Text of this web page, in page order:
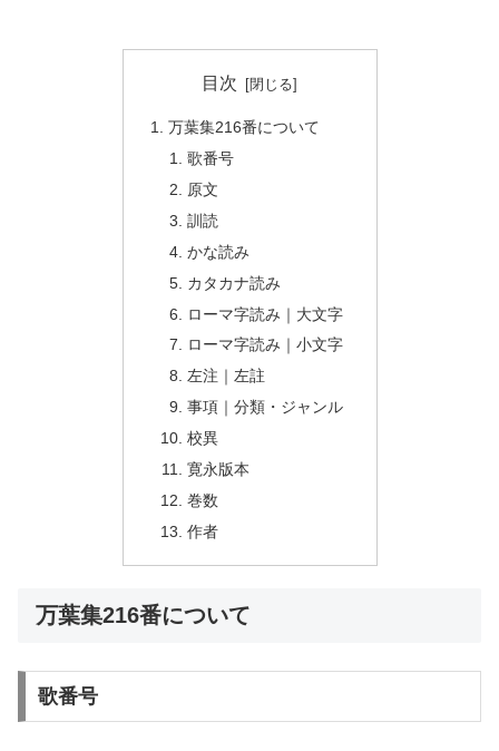
目次
万葉集216番について
歌番号
原文
訓読
かな読み
カタカナ読み
ローマ字読み｜大文字
ローマ字読み｜小文字
左注｜左註
事項｜分類・ジャンル
校異
寛永版本
巻数
作者
万葉集216番について
歌番号